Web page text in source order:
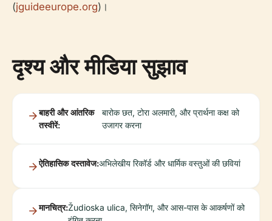
(jguideeurope.org)।
दृश्य और मीडिया सुझाव
बाहरी और आंतरिक
तस्वीरें:
बारोक छत, टोरा अलमारी, और प्रार्थना कक्ष को
उजागर करना
ऐतिहासिक दस्तावेज:अभिलेखीय रिकॉर्ड और धार्मिक वस्तुओं की छवियां
मानचित्र:Žudioska ulica, सिनेगॉग, और आस-पास के आकर्षणों को